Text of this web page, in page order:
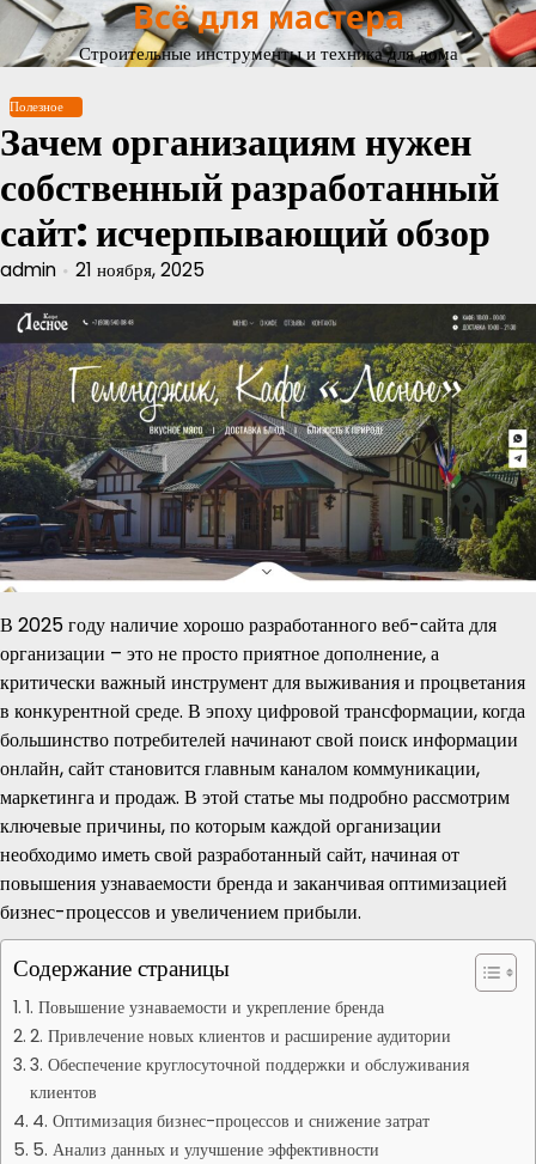
Перейти
содержимому
Всё для мастера
Строительные инструменты и техника для дома
Полезное
Зачем организациям нужен
собственный разработанный
сайт: исчерпывающий обзор
admin 21 ноября, 2025
В 2025 году наличие хорошо разработанного веб-сайта для
организации – это не просто приятное дополнение, а
критически важный инструмент для выживания и процветания
в конкурентной среде. В эпоху цифровой трансформации, когда
большинство потребителей начинают свой поиск информации
онлайн, сайт становится главным каналом коммуникации,
маркетинга и продаж. В этой статье мы подробно рассмотрим
ключевые причины, по которым каждой организации
необходимо иметь свой разработанный сайт, начиная от
повышения узнаваемости бренда и заканчивая оптимизацией
бизнес-процессов и увеличением прибыли.
Содержание страницы
1. Повышение узнаваемости и укрепление бренда
2. Привлечение новых клиентов и расширение аудитории
3. Обеспечение круглосуточной поддержки и обслуживания
клиентов
4. Оптимизация бизнес-процессов и снижение затрат
5. Анализ данных и улучшение эффективности